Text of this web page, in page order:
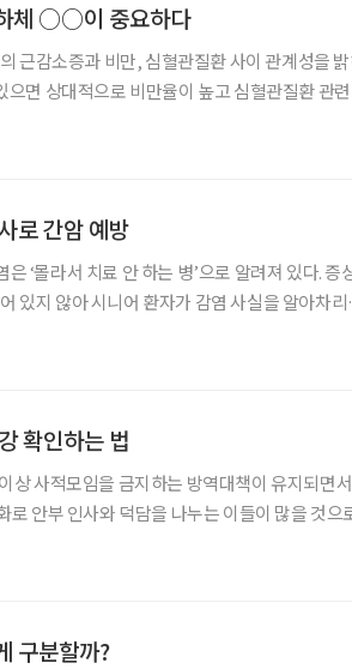
체 ○○이 중요하다
근감소증과 비만, 심혈관질환 사이 관계성을
으면 상대적으로 비만율이 높고 심혈관질환 관
로 간암 예방
‘몰라서 치료 안 하는 병’으로 알려져 있다. 증
있지 않아 시니어 환자가 감염 사실을 알아차리
확인하는 법
상 사적모임을 금지하는 방역대책이 유지되면
로 안부 인사와 덕담을 나누는 이들이 많을 것으
구분할까?